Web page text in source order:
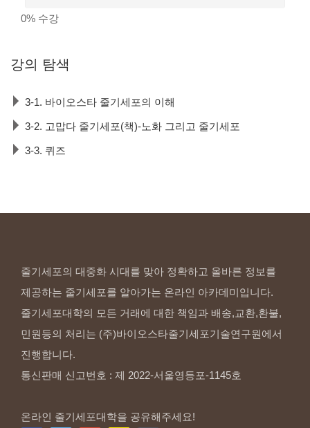
0% 수강
강의 탐색
3-1. 바이오스타 줄기세포의 이해
3-2. 고맙다 줄기세포(책)-노화 그리고 줄기세포
3-3. 퀴즈
줄기세포의 대중화 시대를 맞아 정확하고 올바른 정보를
제공하는 줄기세포를 알아가는 온라인 아카데미입니다.
줄기세포대학의 모든 거래에 대한 책임과 배송,교환,환불,
민원등의 처리는 (주)바이오스타줄기세포기술연구원에서
진행합니다.
통신판매 신고번호 : 제 2022-서울영등포-1145호
온라인 줄기세포대학을 공유해주세요!